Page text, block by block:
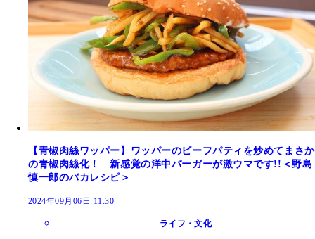
【青椒肉絲ワッパー】ワッパーのビーフパティを炒めてまさか
の青椒肉絲化！ 新感覚の洋中バーガーが激ウマです!!＜野島
慎一郎のバカレシピ＞
2024年09月06日 11:30
ライフ・文化